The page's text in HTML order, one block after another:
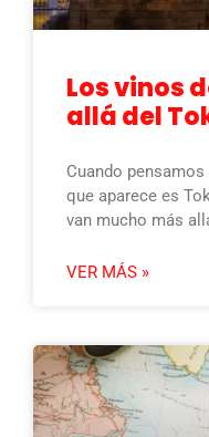
Los vinos
allá del
Cuando
que aparece es
van mucho más
VER MÁS »